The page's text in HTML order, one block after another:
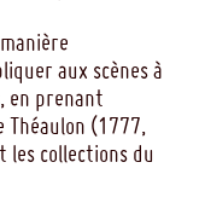
aux scènes à
en prenant
Théaulon (1777,
les collections du